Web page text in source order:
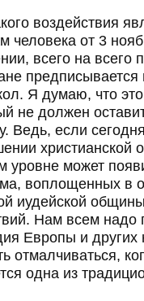
воздействия
человека от 3
всего на всего
предписывается
Я думаю, что
не должен
Ведь, если
христианской
уровне может
воплощенных в
иудейской
Нам всем надо
Европы и
отмалчиваться,
одна из